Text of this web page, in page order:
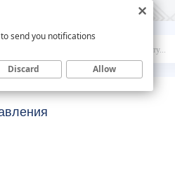
Idei
send you notifications
Discard Allow